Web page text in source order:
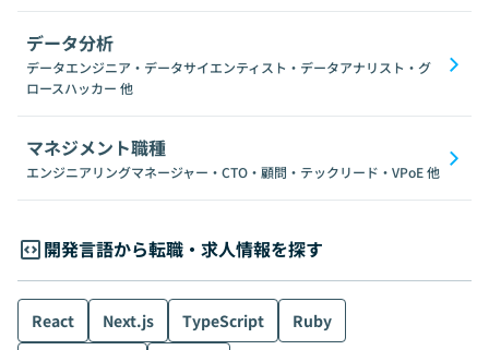
データ分析
データエンジニア・データサイエンティスト・データアナリスト・グ
ロースハッカー 他
マネジメント職種
エンジニアリングマネージャー・CTO・顧問・テックリード・VPoE他
開発言語から転職・求人情報を探す
React Next.js TypeScript
Ruby